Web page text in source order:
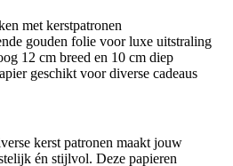
met kerstpatronen
gouden folie voor luxe uitstraling
12 cm breed en 10 cm diep
geschikt voor diverse cadeaus
kerst patronen maakt jouw
én stijlvol. Deze papieren